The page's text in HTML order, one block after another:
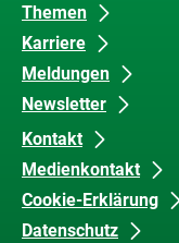
Themen
Karriere
Meldungen
Newsletter
Kontakt
Medienkontakt
Cookie-Erklärung
Datenschutz